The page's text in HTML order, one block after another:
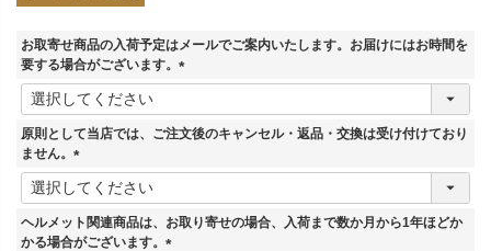
お取寄せ商品の入荷予定はメールでご案内いたします。お届けにはお時間を
要する場合がございます。
(
須
原則として当店では、ご注文後のキャンセル・返品・交換は受け付けており
ません。
(
必
須
)
ヘルメット関連商品は、お取り寄せの場合、入荷まで数か月から1年ほどか
かる場合がございます。